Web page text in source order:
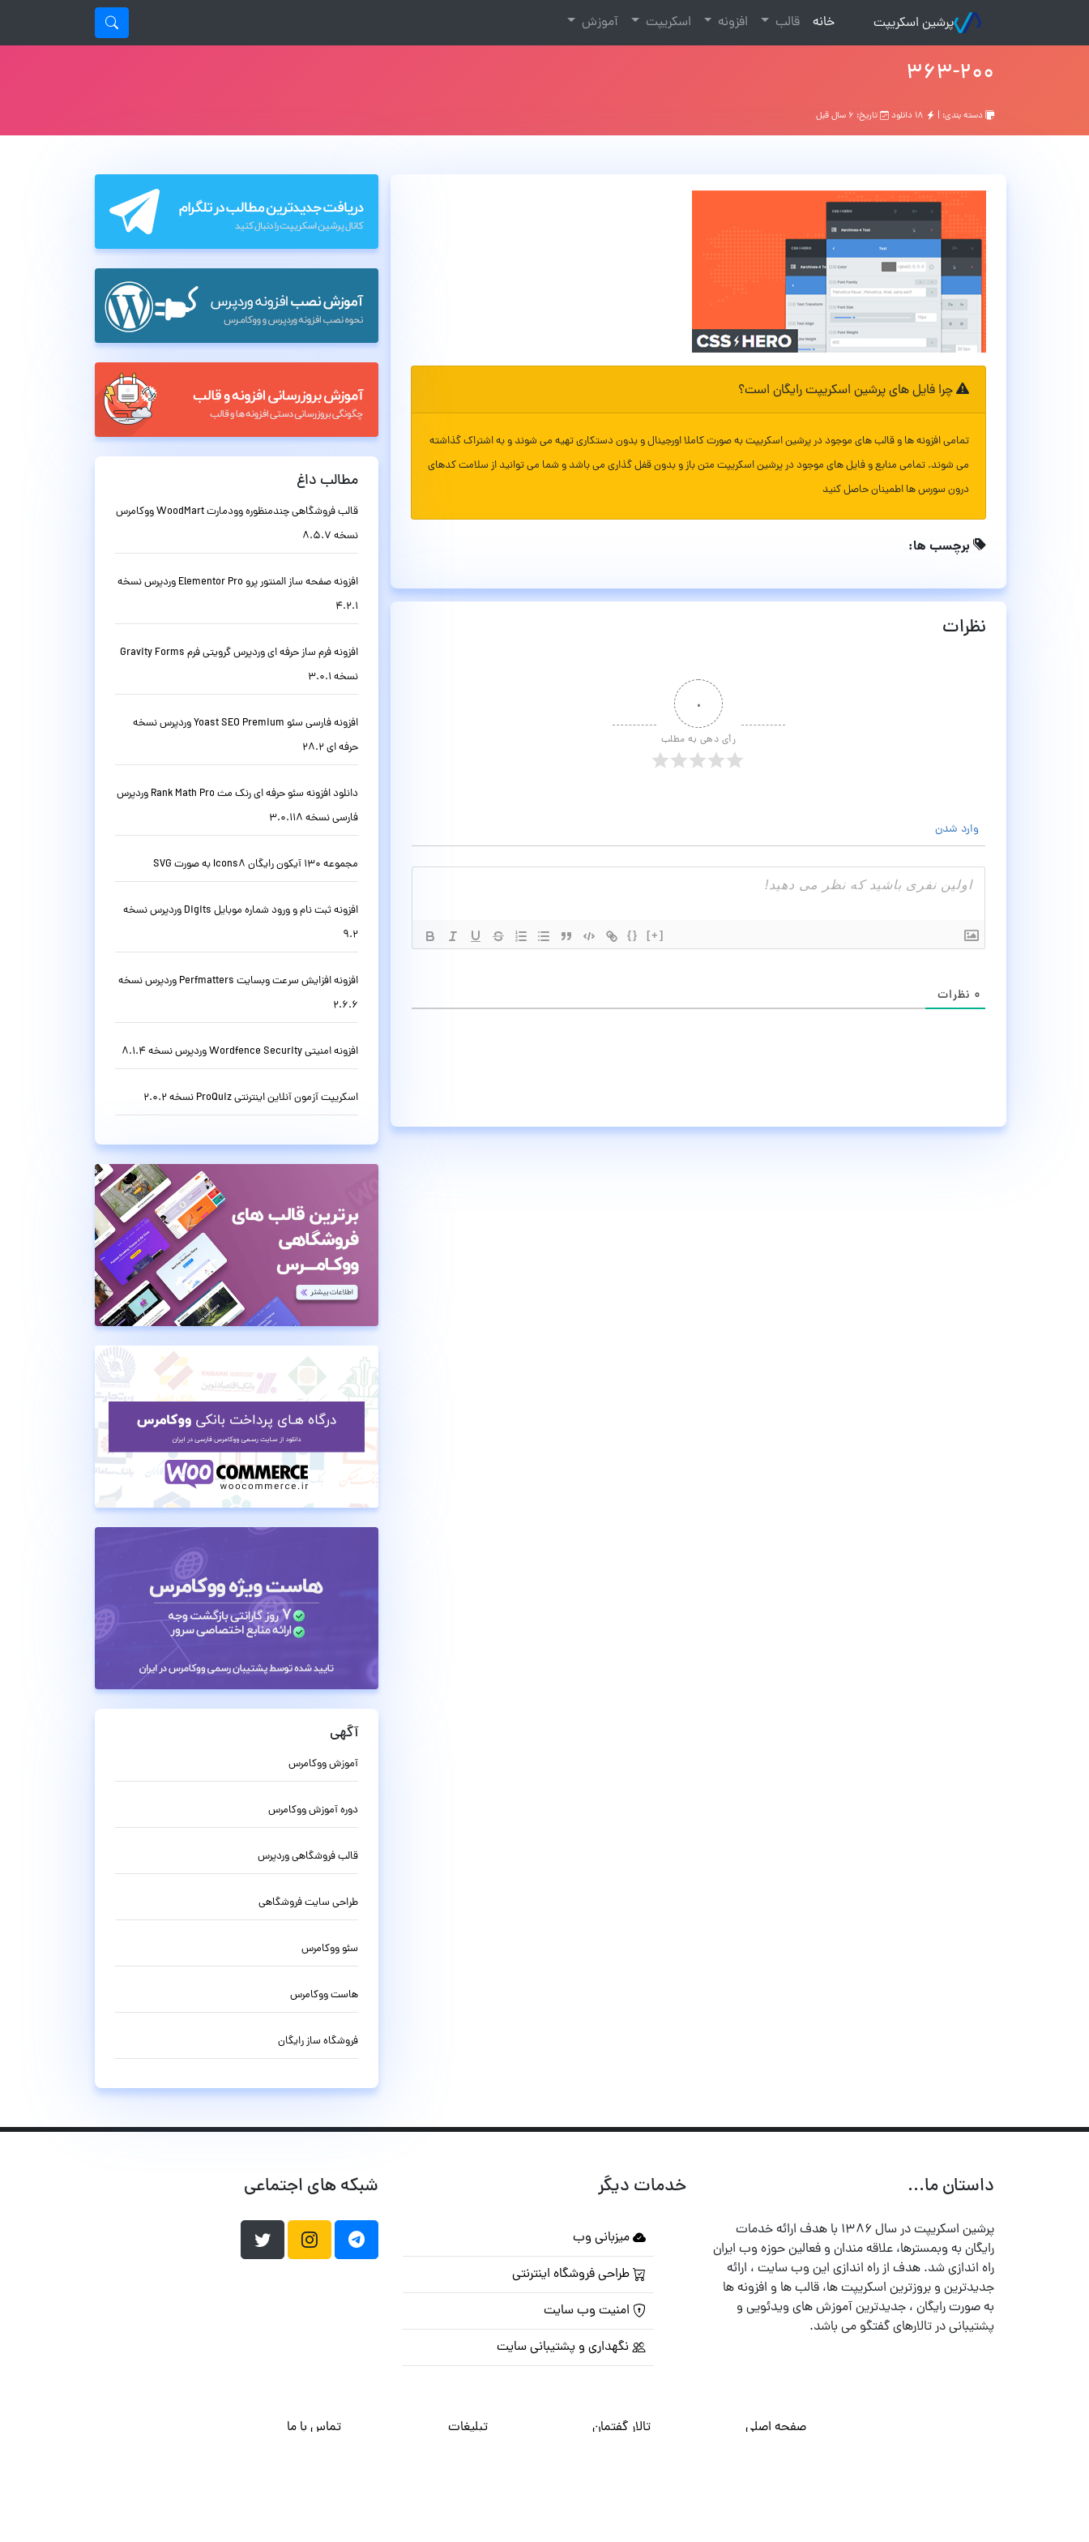
پرشین اسکریپت خانه
(current) قالب افزونه اسکریپت آموزش
۳۶۳-۲۰۰
دسته بندی: | تاریخ: ۶ سال قبل
چرا فایل های پرشین اسکریپت رایگان است؟
تمامی افزونه ها و قالب های موجود در پرشین اسکریپت به صورت کاملا اورجینال و بدون دستکاری تهیه می شوند و به اشتراک گذاشته
می شوند. تمامی منابع و فایل های موجود در پرشین اسکریپت متن باز و بدون قفل گذاری می باشد و شما می توانید از سلامت کدهای
درون سورس ها اطمینان حاصل کنید
برچسب ها:
نظرات
۰
رأی دهی به مطلب
وارد شدن
{} [+]
۰ نظرات
مطالب داغ
قالب فروشگاهی چندمنظوره وودمارت WoodMart ووکامرس
نسخه 8.5.7
افزونه صفحه ساز المنتور پرو Elementor Pro وردپرس نسخه
4.2.1
افزونه فرم ساز حرفه ای وردپرس گرویتی فرم Gravity Forms
نسخه 3.0.1
افزونه فارسی سئو Yoast SEO Premium وردپرس نسخه
حرفه ای 28.2
دانلود افزونه سئو حرفه ای رنک مث Rank Math Pro وردپرس
فارسی نسخه 3.0.118
مجموعه 130 آیکون رایگان Icons8 به صورت SVG
افزونه ثبت نام و ورود شماره موبایل Digits وردپرس نسخه
9.2
افزونه افزایش سرعت وبسایت Perfmatters وردپرس نسخه
2.6.6
افزونه امنیتی Wordfence Security وردپرس نسخه 8.1.4
اسکریپت آزمون آنلاین اینترنتی ProQuiz نسخه 2.0.2
آگهی
آموزش ووکامرس
دوره آموزش ووکامرس
قالب فروشگاهی وردپرس
طراحی سایت فروشگاهی
سئو ووکامرس
هاست ووکامرس
فروشگاه ساز رایگان
داستان ما...
پرشین اسکریپت در سال ۱۳۸۶ با هدف ارائه خدمات
رایگان به وبمسترها، علاقه مندان و فعالین حوزه وب ایران
راه اندازی شد. هدف از راه اندازی این وب سایت ، ارائه
جدیدترین و بروزترین اسکریپت ها، قالب ها و افزونه ها
به صورت رایگان ، جدیدترین آموزش های ویدئویی و
پشتیبانی در تالارهای گفتگو می باشد.
خدمات دیگر
میزبانی وب
طراحی فروشگاه اینترنتی
امنیت وب سایت
نگهداری و پشتیبانی سایت
شبکه های اجتماعی
صفحه اصلی تالار گفتمان تبلیغات تماس با ما